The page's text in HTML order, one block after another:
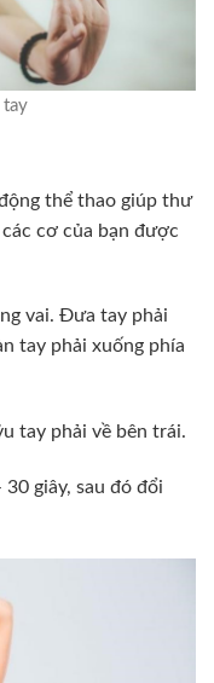
tay
thể thao giúp thư
cơ của bạn được
vai. Đưa tay phải
tay phải xuống phía
tay phải về bên trái.
giây, sau đó đổi